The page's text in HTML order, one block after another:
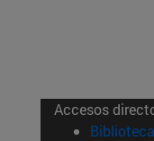
Accesos
Biblioteca